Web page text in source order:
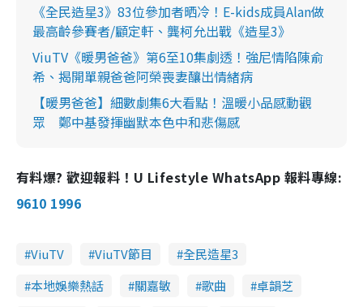
《全民造星3》83位參加者晒冷！E-kids成員Alan做
最高齡參賽者/顧定軒、龔柯允出戰《造星3》
ViuTV《暖男爸爸》第6至10集劇透！強尼情陷陳俞
希、揭開單親爸爸阿榮喪妻釀出情緒病
【暖男爸爸】細數劇集6大看點！溫暖小品感動觀
眾 鄭中基發揮幽默本色中和悲傷感
有料爆? 歡迎報料！U Lifestyle WhatsApp 報料專線:
9610 1996
ViuTV ViuTV節目
全民造星3
本地娛樂熱話
關嘉敏 歌曲
卓韻芝